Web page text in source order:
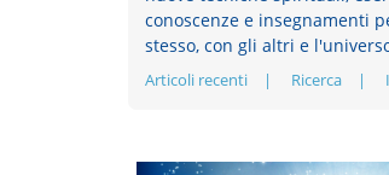
conoscenze e insegnamenti
stesso, con gli altri e
Articoli recenti Ricerca